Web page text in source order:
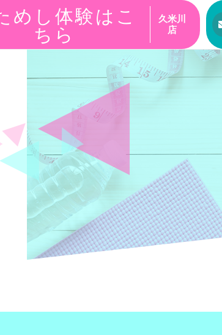
めし体験はこ
ちら
久米川
店